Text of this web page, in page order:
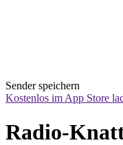
Sender speichern
Kostenlos im App Store
Radio-